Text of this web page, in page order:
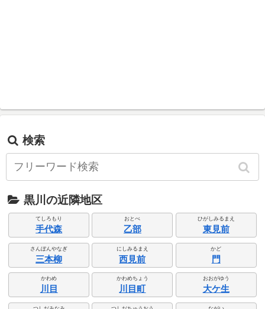
検索
黒川の近隣地区
てしろもり
手代森
おとべ
乙部
ひがしみるまえ
東見前
さんぼんやなぎ
三本柳
にしみるまえ
西見前
かど
門
かわめ
川目
かわめちょう
川目町
おおがゆう
大ケ生